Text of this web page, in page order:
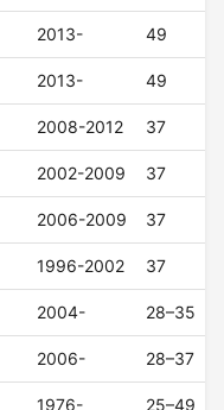
2013- 49
2013- 49
2008-2012 37
2002-2009 37
2006-2009 37
1996-2002 37
2004- 28–35
2006- 28–37
1976- 25–49